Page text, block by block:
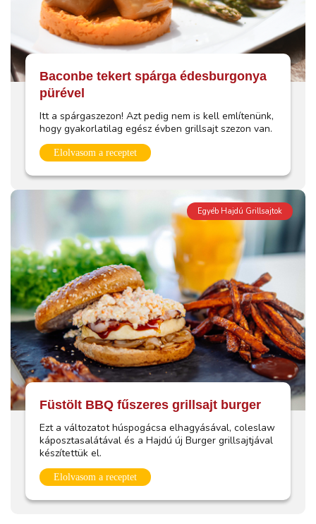
Baconbe tekert spárga édesburgonya
pürével
Itt a spárgaszezon! Azt pedig nem is kell említenünk,
hogy gyakorlatilag egész évben grillsajt szezon van.
Elolvasom a receptet
Füstölt BBQ fűszeres grillsajt burger
Egyéb Hajdú Grillsajtok
Ezt a változatot húspogácsa elhagyásával, coleslaw
káposztasalátával és a Hajdú új Burger grillsajtjával
készítettük el.
Elolvasom a receptet